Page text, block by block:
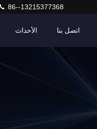
86--13215377368
اتصل بنا الأحداث